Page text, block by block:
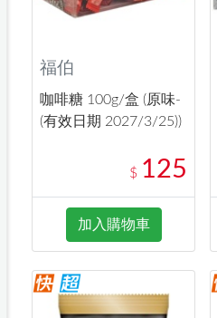
福伯
咖啡糖 100g/盒 (原味-
(有效日期 2027/3/25))
$ 125
加入購物車